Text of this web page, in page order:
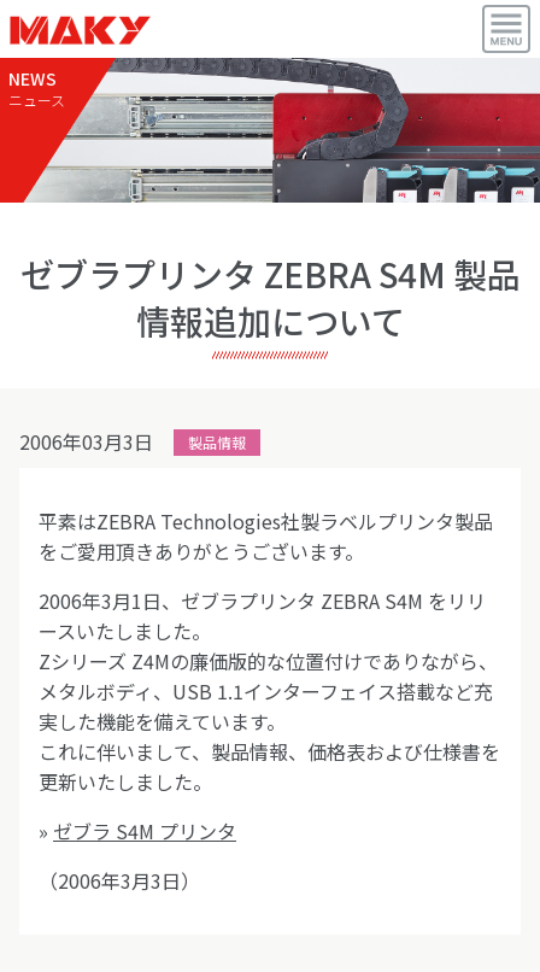
NEWS
ニュース
ゼブラプリンタ ZEBRA S4M 製品
情報追加について
2006年03月3日 製品情報
平素はZEBRA Technologies社製ラベルプリンタ製品
をご愛用頂きありがとうございます。
2006年3月1日、ゼブラプリンタ ZEBRA S4M をリリ
ースいたしました。
Zシリーズ Z4Mの廉価版的な位置付けでありながら、
メタルボディ、USB 1.1インターフェイス搭載など充
実した機能を備えています。
これに伴いまして、製品情報、価格表および仕様書を
更新いたしました。
» ゼブラ S4M プリンタ
（2006年3月3日）